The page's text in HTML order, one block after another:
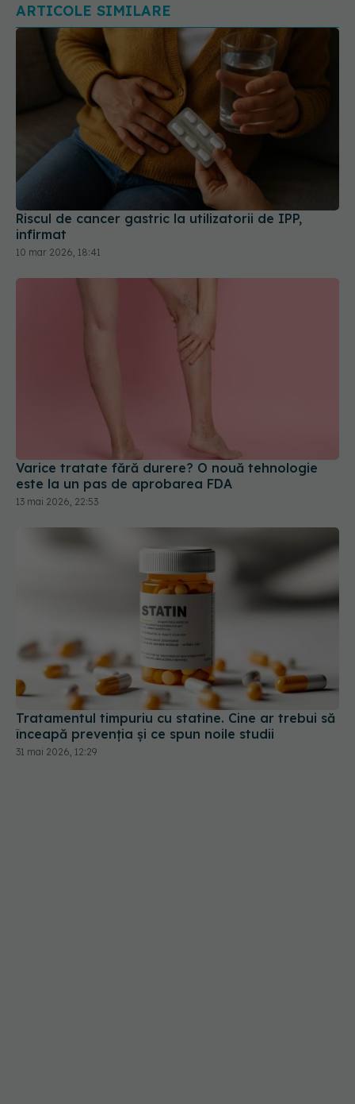
ARTICOLE SIMILARE
Riscul de cancer gastric la utilizatorii de IPP,
infirmat
10 mar 2026, 18:41
Varice tratate fără durere? O nouă tehnologie
este la un pas de aprobarea FDA
13 mai 2026, 22:53
Tratamentul timpuriu cu statine. Cine ar trebui să
înceapă prevenția și ce spun noile studii
31 mai 2026, 12:29